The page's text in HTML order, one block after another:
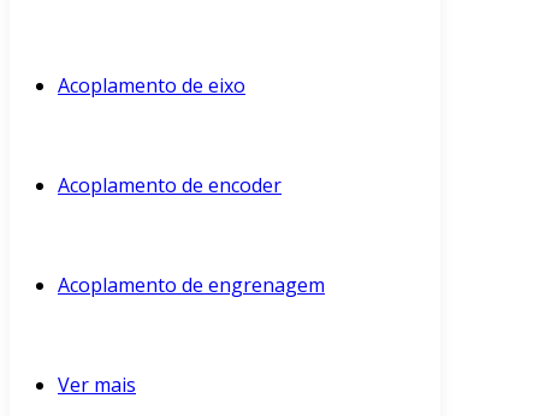
Acoplamento de eixo
Acoplamento de encoder
Acoplamento de engrenagem
Ver mais